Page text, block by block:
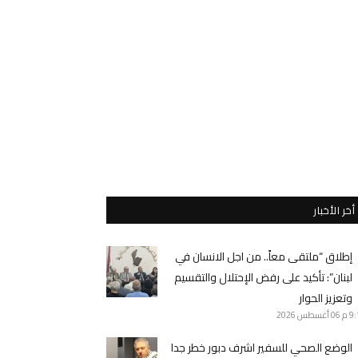
أخر الأخبار
إطلاق “ملتقى معاً.. من اجل الانسان في
لبنان”: تأكيد على رفض الإحتلال والتقسيم
وتعزيز الحوار
م 06 أغسطس 2026
الوضع الصحي للسفير اشرف دبور خطر جدا